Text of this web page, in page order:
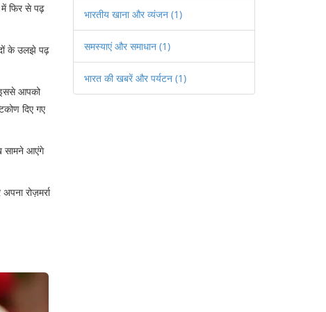
फिर से पढ़
के उलझे पढ़
आपको
दिए गए
सामने आएंगे
रोज़मर्रा
भारतीय खाना और व्यंजन (1)
समस्याएं और समाधान (1)
भारत की खबरें और पर्यटन (1)